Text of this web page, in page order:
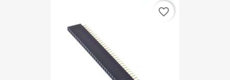
favorite_border